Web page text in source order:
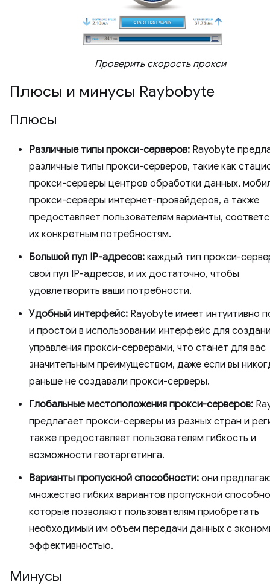
Проверить скорость прокси
Плюсы и минусы Raybobyte
Плюсы
Различные типы прокси-серверов: Rayobyte
различные типы прокси-серверов, такие как
прокси-серверы центров обработки данных,
прокси-серверы интернет-провайдеров, а также
предоставляет пользователям варианты,
их конкретным потребностям.
Большой пул IP-адресов: каждый тип прокси-
свой пул IP-адресов, и их достаточно, чтобы
удовлетворить ваши потребности.
Удобный интерфейс: Rayobyte имеет интуитивно
и простой в использовании интерфейс для
управления прокси-серверами, что станет для вас
значительным преимуществом, даже если вы
раньше не создавали прокси-серверы.
Глобальные местоположения прокси-серверов:
предлагает прокси-серверы из разных стран и
также предоставляет пользователям гибкость и
возможности геотаргетинга.
Варианты пропускной способности: они
множество гибких вариантов пропускной
которые позволяют пользователям приобретать
необходимый им объем передачи данных с
эффективностью.
Минусы